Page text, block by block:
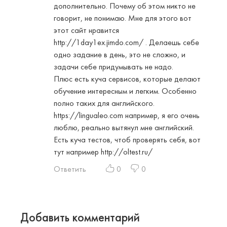
дополнительно. Почему об этом никто не
говорит, не понимаю. Мне для этого вот
этот сайт нравится
http://1day1ex.jimdo.com/ . Делаешь себе
одно задание в день, это не сложно, и
задачи себе придумывать не надо.
Плюс есть куча сервисов, которые делают
обучение интересным и легким. Особенно
полно таких для английского.
https://lingualeo.com например, я его очень
люблю, реально вытянул мне английский.
Есть куча тестов, чтоб проверять себя, вот
тут например http://oltest.ru/
Ответить
0 0
Добавить комментарий